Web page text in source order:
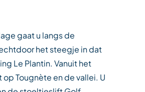
gaat u langs de
het steegje in dat
Le Plantin. Vanuit het
Tougnète en de vallei. U